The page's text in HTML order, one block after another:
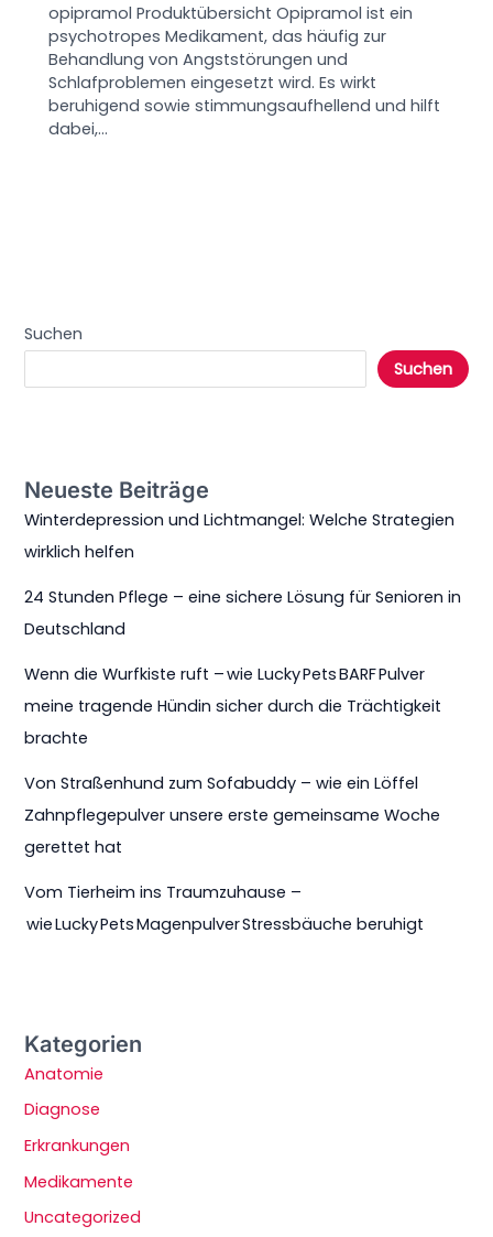
opipramol Produktübersicht Opipramol ist ein
psychotropes Medikament, das häufig zur
Behandlung von Angststörungen und
Schlafproblemen eingesetzt wird. Es wirkt
beruhigend sowie stimmungsaufhellend und hilft
dabei,…
Suchen
Suchen
Neueste Beiträge
Winterdepression und Lichtmangel: Welche Strategien
wirklich helfen
24 Stunden Pflege – eine sichere Lösung für Senioren in
Deutschland
Wenn die Wurfkiste ruft – wie Lucky Pets BARF Pulver
meine tragende Hündin sicher durch die Trächtigkeit
brachte
Von Straßenhund zum Sofabuddy – wie ein Löffel
Zahnpflegepulver unsere erste gemeinsame Woche
gerettet hat
Vom Tierheim ins Traumzuhause –
wie Lucky Pets Magenpulver Stressbäuche beruhigt
Kategorien
Anatomie
Diagnose
Erkrankungen
Medikamente
Uncategorized